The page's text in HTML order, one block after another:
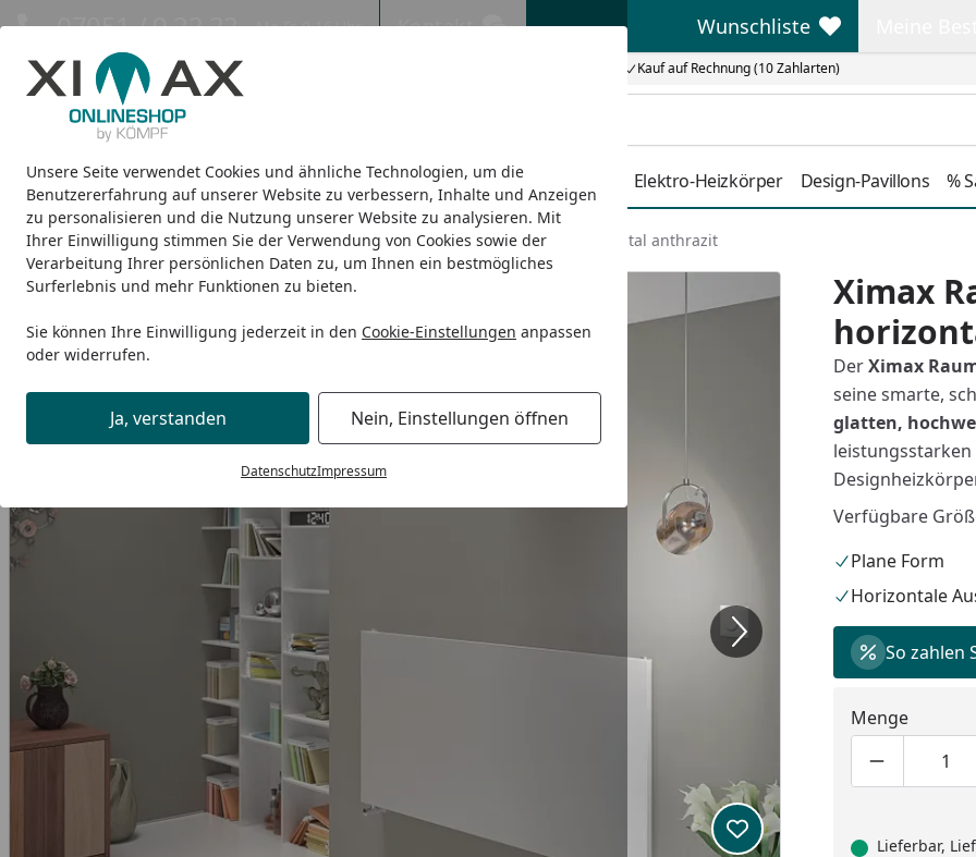
Unsere Seite verwendet Cookies und ähnliche Technologien, um die
Benutzererfahrung auf unserer Website zu verbessern, Inhalte und Anzeigen
zu personalisieren und die Nutzung unserer Website zu analysieren. Mit
Ihrer Einwilligung stimmen Sie der Verwendung von Cookies sowie der
Verarbeitung Ihrer persönlichen Daten zu, um Ihnen ein bestmögliches
Surferlebnis und mehr Funktionen zu bieten.
Sie können Ihre Einwilligung jederzeit in den Cookie-Einstellungen anpassen
oder widerrufen.
Ja, verstanden Nein, Einstellungen öffnen
DatenschutzImpressum
Eigene Montage-Teams Kauf auf Rechnung (10 Zahlarten)
07051 / 9 22 22 Mo-Fr. 8-16 Uhr Kontakt Wunschliste
Wunschliste
Design-Carports Design-Heizkörper Infrarot-Heizkörper Duschkabinen Elektro-Heizkörper Design-Pavillons %
Startseite
Design-Heizkörper Raumheizkörper Ximax Raumheizkörper P1 Plan horizontal anthrazit
Produkt zur Wunschliste
Ximax
DerXimax
seine smarte,
glatten,
Verfügbare
Plane Form
Horizontale
So zahlen
Menge
Lieferbar,